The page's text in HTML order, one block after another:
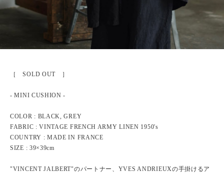
［ SOLD OUT ］
- MINI CUSHION -
COLOR : BLACK, GREY
FABRIC : VINTAGE FRENCH ARMY LINEN 1950's
COUNTRY : MADE IN FRANCE
SIZE : 39×39cm
"VINCENT JALBERT"のパートナー、YVES ANDRIEUXの手掛けるア